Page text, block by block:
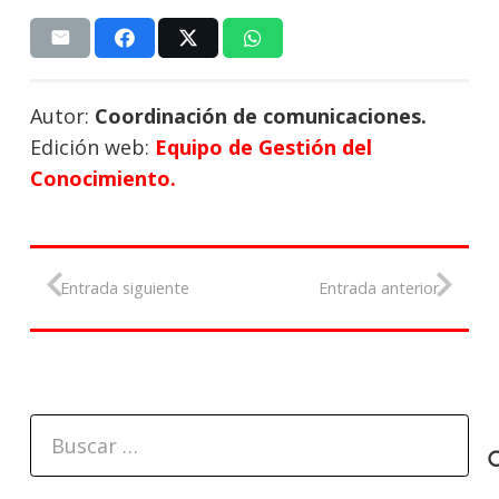
Autor: Coordinación de comunicaciones.
Edición web: Equipo de Gestión del
Conocimiento.
Entrada siguiente Entrada anterior